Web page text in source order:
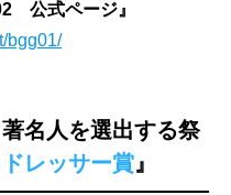
公式ページ』
bgg01/
名人を選出する祭
レッサー賞』